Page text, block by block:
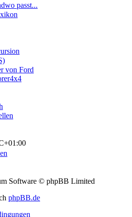
passt...
von Ford
Software © phpBB Limited
phpBB.de